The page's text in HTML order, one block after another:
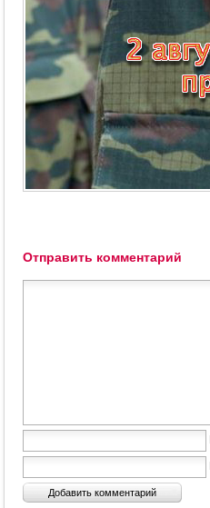
Отправить комментарий